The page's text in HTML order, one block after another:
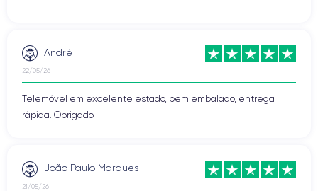
André
22/05/26
Telemóvel em excelente estado, bem embalado, entrega
rápida. Obrigado
João Paulo Marques
21/05/26